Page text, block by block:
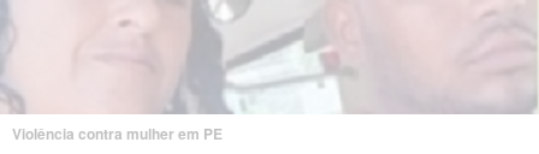
Violência contra mulher em PE